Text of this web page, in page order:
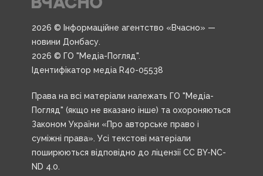
2026 © Інформаційне агентство «Вчасно» —
новини Донбасу.
2026 © ГО "Медіа-Погляд".
Ідентифікатор медіа R40-05538
Права на всі матеріали належать ГО "Медіа-
Погляд" (якщо не вказано інше) та охороняються
Законом України «Про авторське право і
суміжні права». Усі текстові матеріали
поширюються відповідно до ліцензії CC BY-NC-
ND 4.0.